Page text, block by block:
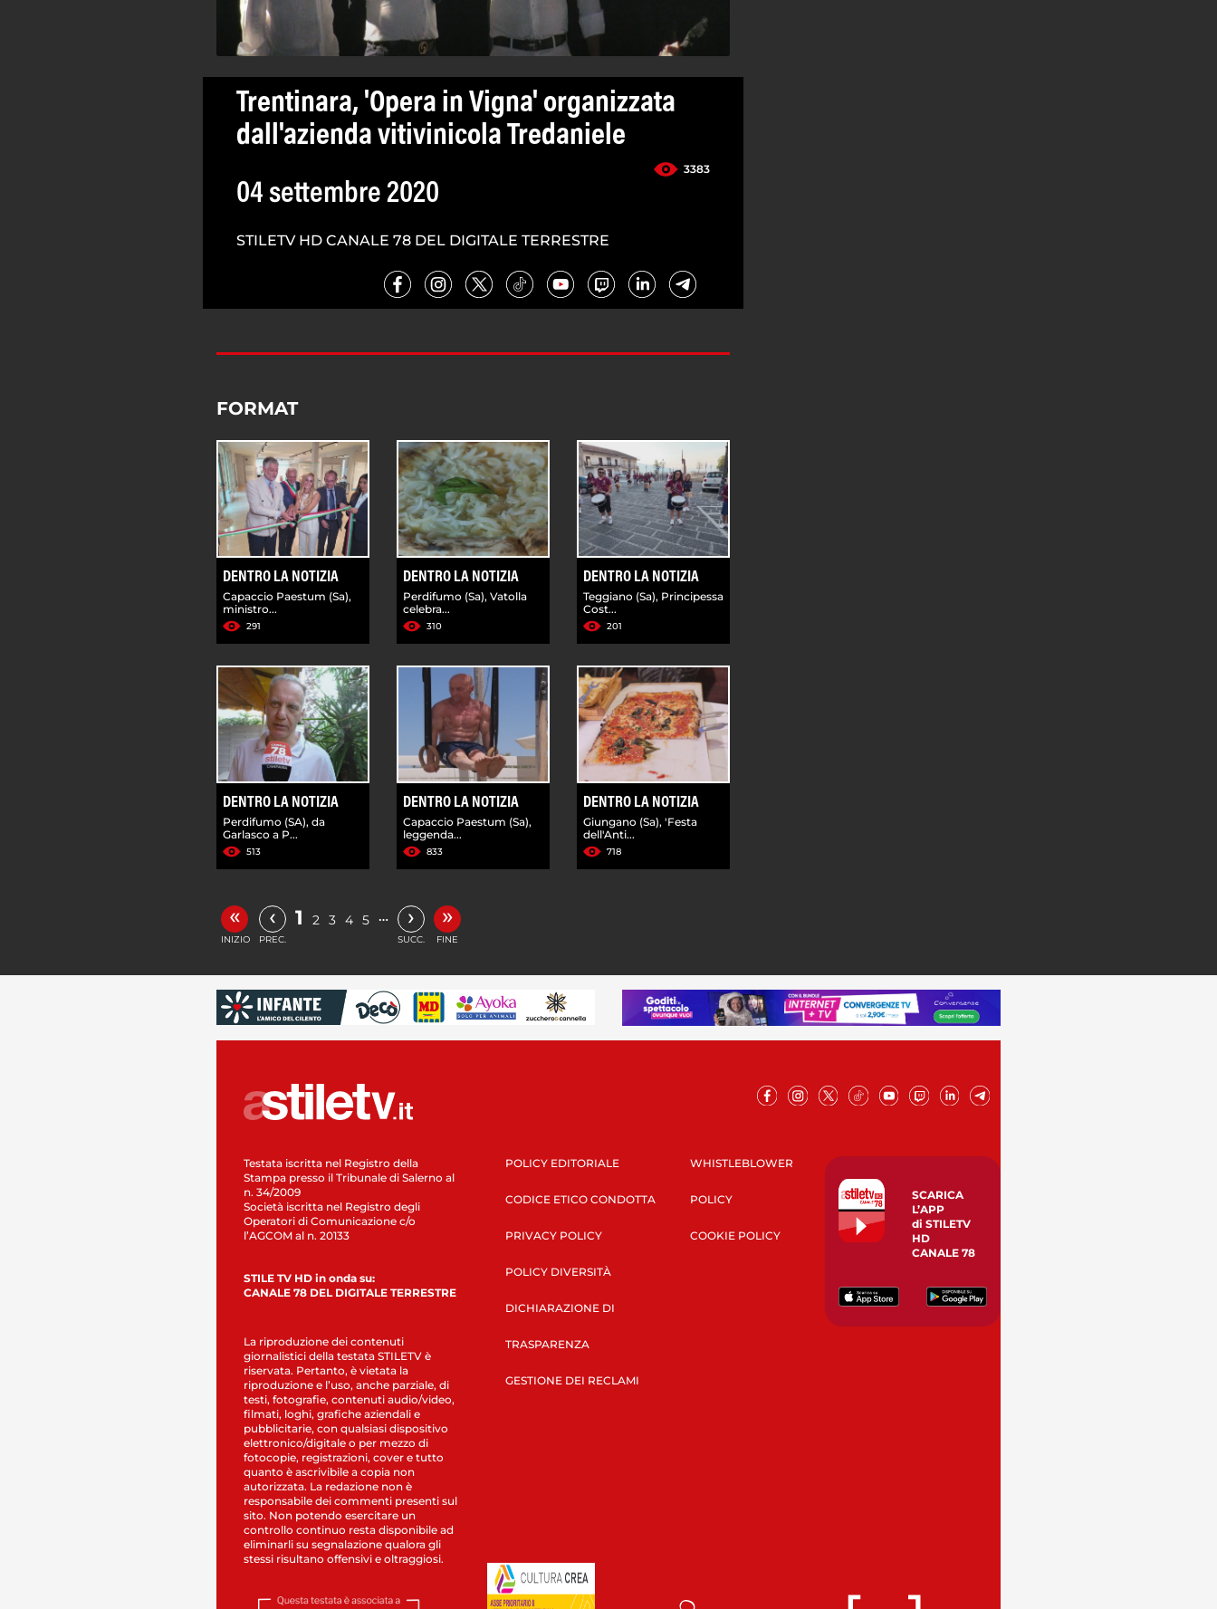
Trentinara, 'Opera in Vigna' organizzata
dall'azienda vitivinicola Tredaniele
3383
04 settembre 2020
STILETV HD CANALE 78 DEL DIGITALE TERRESTRE
FORMAT
DENTRO LA NOTIZIA
Capaccio Paestum (Sa),
ministro...
291
DENTRO LA NOTIZIA
Perdifumo (Sa), Vatolla
celebra...
310
DENTRO LA NOTIZIA
Teggiano (Sa), Principessa
Cost...
201
DENTRO LA NOTIZIA
Perdifumo (SA), da
Garlasco a P...
513
DENTRO LA NOTIZIA
Capaccio Paestum (Sa),
leggenda...
833
DENTRO LA NOTIZIA
Giungano (Sa), 'Festa
dell'Anti...
718
«
INIZIO
‹
PREC.
1 2 3 4 5 … ›
SUCC.
»
FINE
Testata iscritta nel Registro della
Stampa presso il Tribunale di Salerno al
n. 34/2009
Società iscritta nel Registro degli
Operatori di Comunicazione c/o
l’AGCOM al n. 20133
STILE TV HD in onda su:
CANALE 78 DEL DIGITALE TERRESTRE
La riproduzione dei contenuti
giornalistici della testata STILETV è
riservata. Pertanto, è vietata la
riproduzione e l’uso, anche parziale, di
testi, fotografie, contenuti audio/video,
filmati, loghi, grafiche aziendali e
pubblicitarie, con qualsiasi dispositivo
elettronico/digitale o per mezzo di
fotocopie, registrazioni, cover e tutto
quanto è ascrivibile a copia non
autorizzata. La redazione non è
responsabile dei commenti presenti sul
sito. Non potendo esercitare un
controllo continuo resta disponibile ad
eliminarli su segnalazione qualora gli
stessi risultano offensivi e oltraggiosi.
POLICY EDITORIALE
CODICE ETICO CONDOTTA
PRIVACY POLICY
POLICY DIVERSITÀ
DICHIARAZIONE DI
TRASPARENZA
GESTIONE DEI RECLAMI
WHISTLEBLOWER
POLICY
COOKIE POLICY
SCARICA
L’APP
di STILETV
HD
CANALE 78